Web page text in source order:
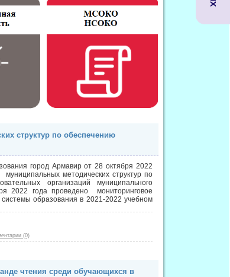
структур по обеспечению
город Армавир от 28 октября 2022
методических структур по
организаций муниципального
2022 года проведено мониторинговое
образования в 2021-2022 учебном
(0)
чтения среди обучающихся в